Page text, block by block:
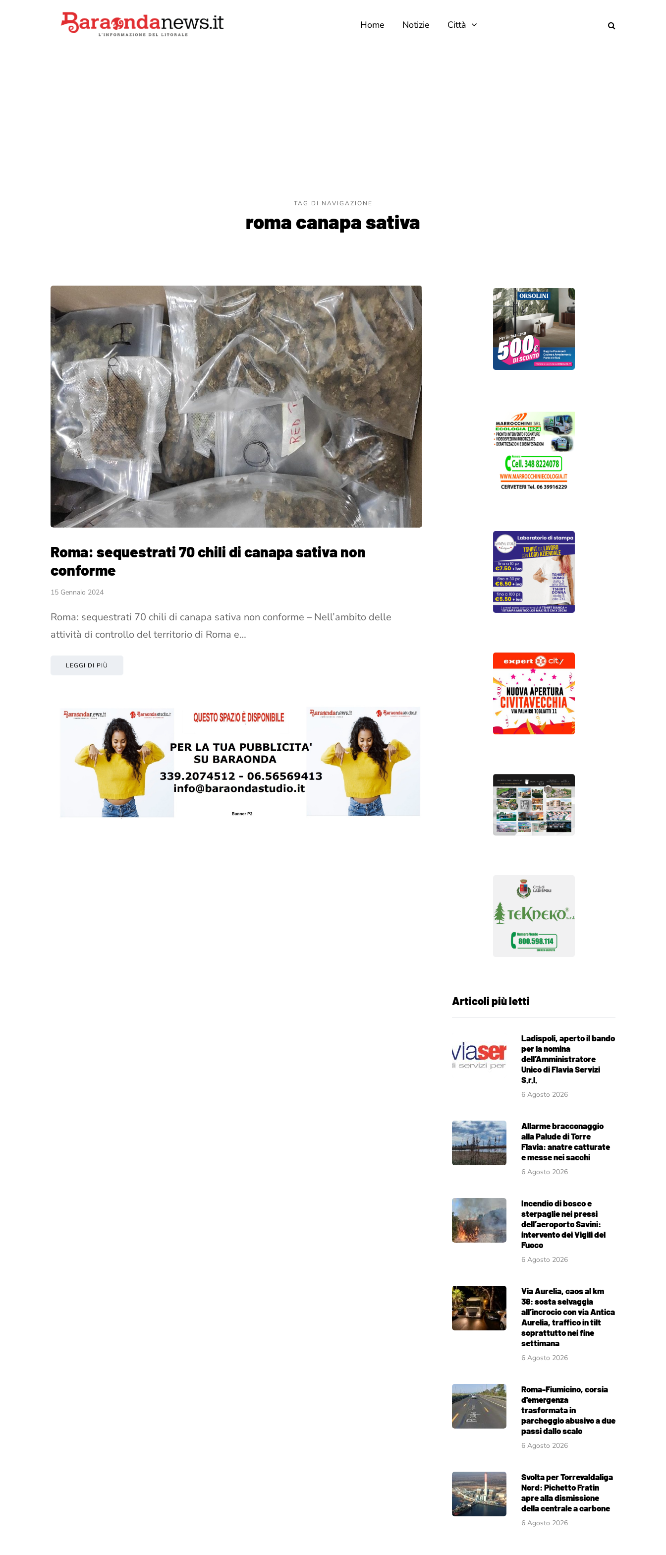
Home Notizie Città
TAG DI NAVIGAZIONE
roma canapa sativa
Roma: sequestrati 70 chili di canapa sativa non
conforme
15 Gennaio 2024
Roma: sequestrati 70 chili di canapa sativa non conforme – Nell’ambito delle
attività di controllo del territorio di Roma e…
LEGGI DI PIÙ
Articoli più letti
Ladispoli, aperto il bando
per la nomina
dell’Amministratore
Unico di Flavia Servizi
S.r.l.
6 Agosto 2026
Allarme bracconaggio
alla Palude di Torre
Flavia: anatre catturate
e messe nei sacchi
6 Agosto 2026
Incendio di bosco e
sterpaglie nei pressi
dell’aeroporto Savini:
intervento dei Vigili del
Fuoco
6 Agosto 2026
Via Aurelia, caos al km
38: sosta selvaggia
all’incrocio con via Antica
Aurelia, traffico in tilt
soprattutto nei fine
settimana
6 Agosto 2026
Roma-Fiumicino, corsia
d'emergenza
trasformata in
parcheggio abusivo a due
passi dallo scalo
6 Agosto 2026
Svolta per Torrevaldaliga
Nord: Pichetto Fratin
apre alla dismissione
della centrale a carbone
6 Agosto 2026